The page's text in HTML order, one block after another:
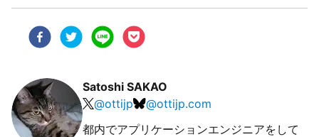
Satoshi SAKAO
@ottijp @ottijp.com
都内でアプリケーションエンジニアをして